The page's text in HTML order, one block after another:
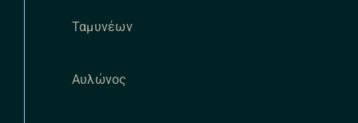
Ταμυνέων
Αυλώνος